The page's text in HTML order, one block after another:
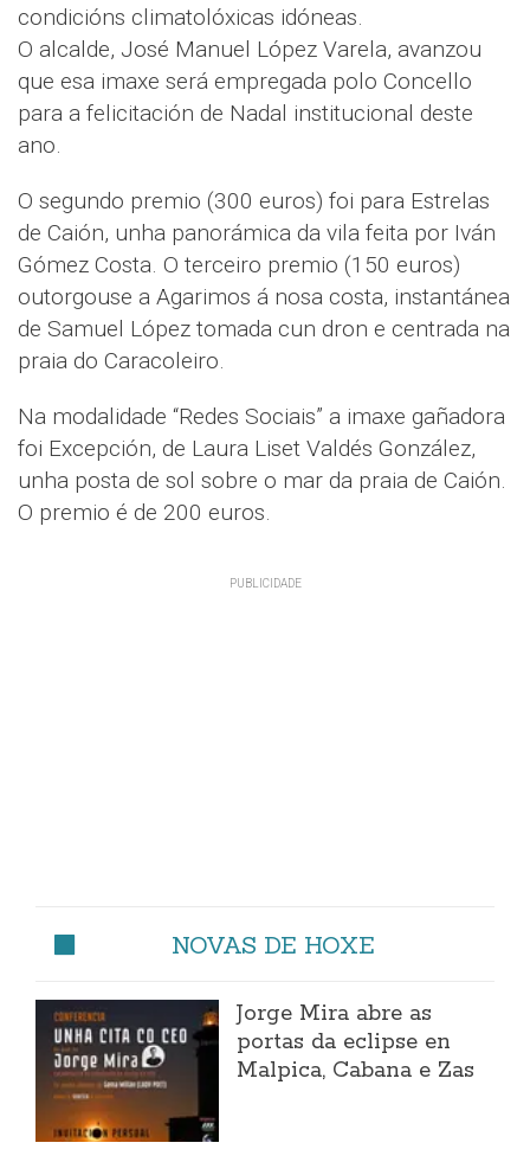
condicións climatolóxicas idóneas.
O alcalde, José Manuel López Varela, avanzou
que esa imaxe será empregada polo Concello
para a felicitación de Nadal institucional deste
ano.
O segundo premio (300 euros) foi para Estrelas
de Caión, unha panorámica da vila feita por Iván
Gómez Costa. O terceiro premio (150 euros)
outorgouse a Agarimos á nosa costa, instantánea
de Samuel López tomada cun dron e centrada na
praia do Caracoleiro.
Na modalidade “Redes Sociais” a imaxe gañadora
foi Excepción, de Laura Liset Valdés González,
unha posta de sol sobre o mar da praia de Caión.
O premio é de 200 euros.
NOVAS DE HOXE
Jorge Mira abre as
portas da eclipse en
Malpica, Cabana e Zas